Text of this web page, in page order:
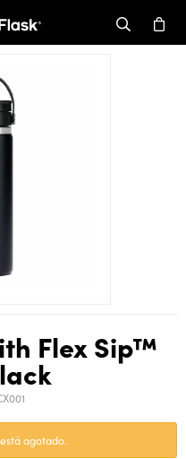
Flex Sip™
agotado.